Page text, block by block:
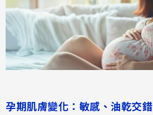
孕期肌膚變化：敏感、油乾交錯